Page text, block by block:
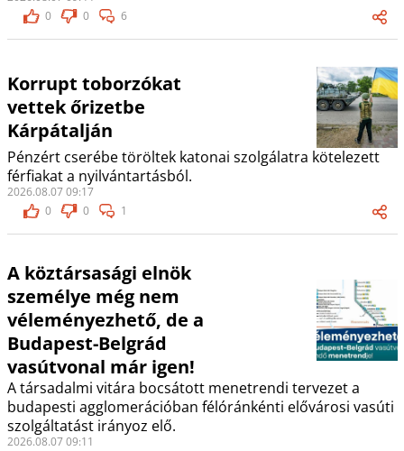
0
0 6
Korrupt toborzókat
vettek őrizetbe
Kárpátalján
Pénzért cserébe töröltek katonai szolgálatra kötelezett
férfiakat a nyilvántartásból.
2026.08.07 09:17
0
0 1
A köztársasági elnök
személye még nem
véleményezhető, de a
Budapest-Belgrád
vasútvonal már igen!
A társadalmi vitára bocsátott menetrendi tervezet a
budapesti agglomerációban félóránkénti elővárosi vasúti
szolgáltatást irányoz elő.
2026.08.07 09:11